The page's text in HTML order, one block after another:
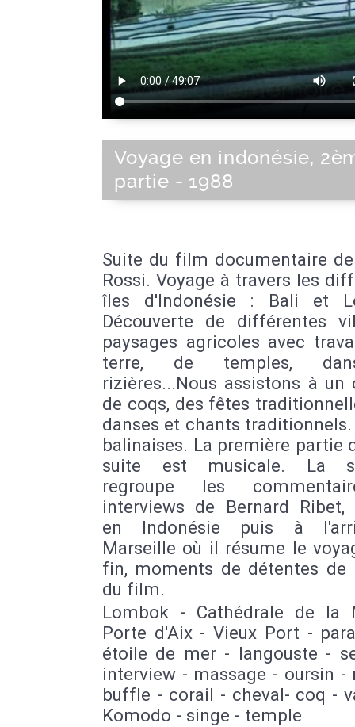
Voyage en indonésie,
partie - 1988
Suite du film documentaire
Rossi. Voyage à travers les
îles d'Indonésie : Bali et
Découverte de différentes
paysages agricoles avec
terre, de temples,
rizières...Nous assistons à un
de coqs, des fêtes
danses et chants traditionnels.
balinaises. La première partie
suite est musicale. La
regroupe les
interviews de Bernard Ribet,
en Indonésie puis à
Marseille où il résume le
fin, moments de détentes de
du film.
Lombok - Cathédrale de la
Porte d'Aix - Vieux Port -
étoile de mer - langouste -
interview - massage - oursin -
buffle - corail - cheval- coq -
Komodo - singe - temple